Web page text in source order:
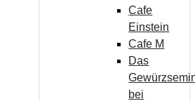
Cafe
Einstein
Cafe M
Das
bei